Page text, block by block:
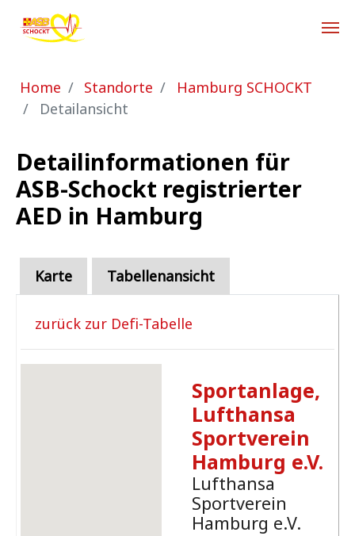
Zum Hauptinhalt springen
Sie sind hier:
Home Standorte
Hamburg SCHOCKT
Detailansicht
Detailinformationen für
ASB-Schockt registrierter
AED in Hamburg
Karte Tabellenansicht
zurück zur Defi-Tabelle
Sportanlage,
Lufthansa
Sportverein
Hamburg e.V.
Lufthansa
Sportverein
Hamburg e.V.